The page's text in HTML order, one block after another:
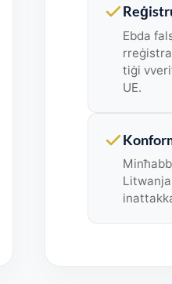
Ebda
tiġi
UE.